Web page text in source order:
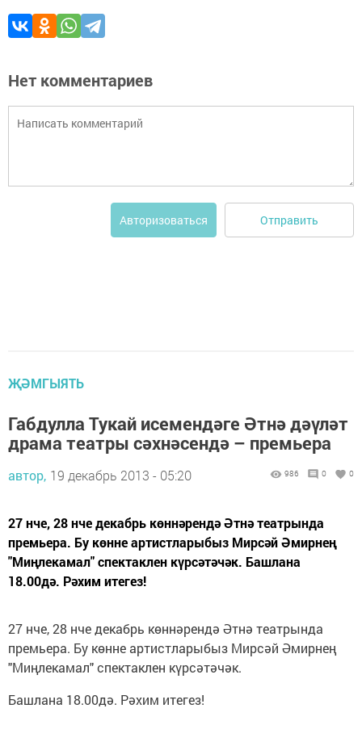
Нет комментариев
Авторизоваться Отправить
ҖӘМГЫЯТЬ
Габдулла Тукай исемендәге Әтнә дәүләт
драма театры сәхнәсендә – премьера
автор, 19 декабрь 2013 - 05:20 986 0 0
27 нче, 28 нче декабрь көннәрендә Әтнә театрында
премьера. Бу көнне артистларыбыз Мирсәй Әмирнең
"Миңлекамал" спектаклен күрсәтәчәк. Башлана
18.00дә. Рәхим итегез!
27 нче, 28 нче декабрь көннәрендә Әтнә театрында
премьера. Бу көнне артистларыбыз Мирсәй Әмирнең
"Миңлекамал" спектаклен күрсәтәчәк.
Башлана 18.00дә. Рәхим итегез!